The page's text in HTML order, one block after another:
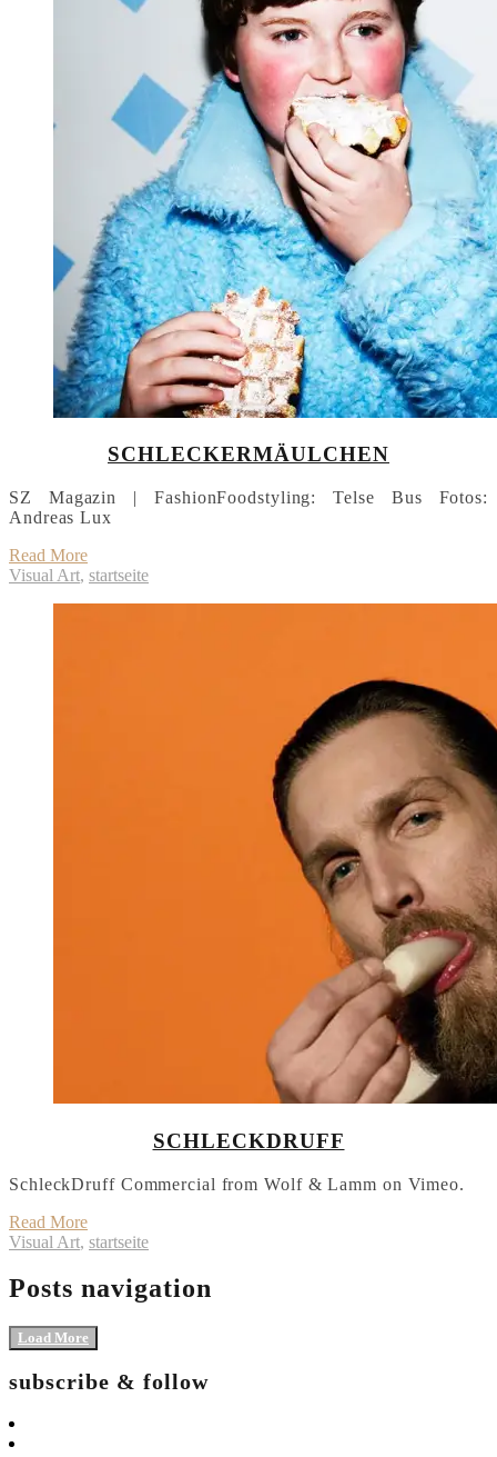
SCHLECKERMÄULCHEN
SZ Magazin | FashionFoodstyling: Telse Bus Fotos:
Andreas Lux
Read More
Visual Art, startseite
SCHLECKDRUFF
SchleckDruff Commercial from Wolf & Lamm on Vimeo.
Read More
Visual Art, startseite
Posts navigation
Load More
subscribe & follow